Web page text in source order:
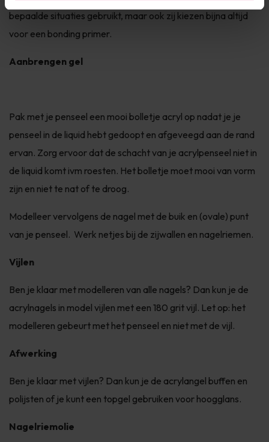
bepaalde situaties gebruikt, maar ook zij kiezen bijna altijd
voor een bonding primer.
Aanbrengen gel
Pak met je penseel een mooi bolletje acryl op nadat je je
penseel in de liquid hebt gedoopt en afgeveegd aan de rand
ervan. Zorg ervoor dat de schacht van je acrylpenseel niet in
de liquid komt ivm roesten. Het bolletje moet mooi van vorm
zijn en niet te nat of te droog.
Modelleer vervolgens de nagel met de buik en (ovale) punt
van je penseel. Werk netjes bij de zijwallen en nagelriemen.
Vijlen
Ben je klaar met modelleren van alle nagels? Dan kun je de
acrylnagels in model vijlen met een 180 grit vijl. Let op: het
modelleren gebeurt met het penseel en niet met de vijl.
Afwerking
Ben je klaar met vijlen? Dan kun je de acrylangel buffen en
polijsten of je kunt een topgel gebruiken voor hoogglans.
Nagelriemolie